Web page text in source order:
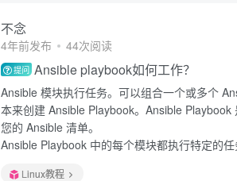
不念
4年前发布 44次阅读
提问 Ansible playbook如何工作？
Ansible 模块执行任务。可以组合一个或多个
本来创建 Ansible Playbook。Ansible
您的 Ansible 清单。
Ansible Playbook 中的每个模块都执行特定的
Linux教程